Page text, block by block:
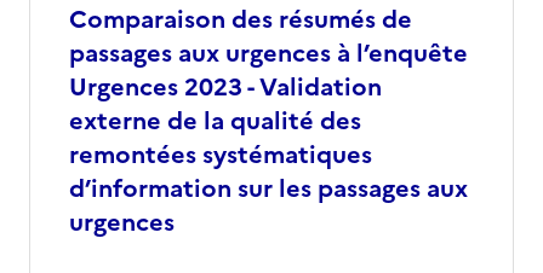
Comparaison des résumés de
passages aux urgences à l’enquête
Urgences 2023 - Validation
externe de la qualité des
remontées systématiques
d’information sur les passages aux
urgences